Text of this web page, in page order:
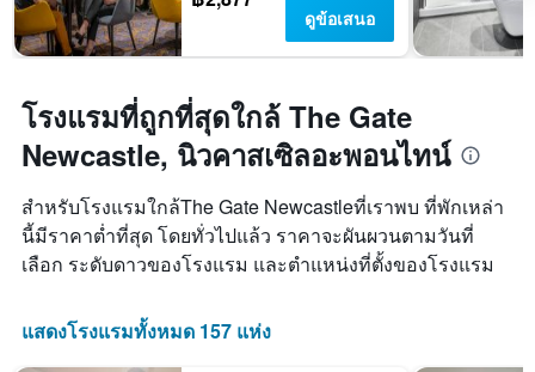
ดูข้อเสนอ
โรงแรมที่ถูกที่สุดใกล้ The Gate
Newcastle, นิวคาสเซิลอะพอนไทน์
สำหรับโรงแรมใกล้The Gate Newcastleที่เราพบ ที่พักเหล่า
นี้มีราคาต่ำที่สุด โดยทั่วไปแล้ว ราคาจะผันผวนตามวันที่
เลือก ระดับดาวของโรงแรม และตำแหน่งที่ตั้งของโรงแรม
แสดงโรงแรมทั้งหมด 157 แห่ง